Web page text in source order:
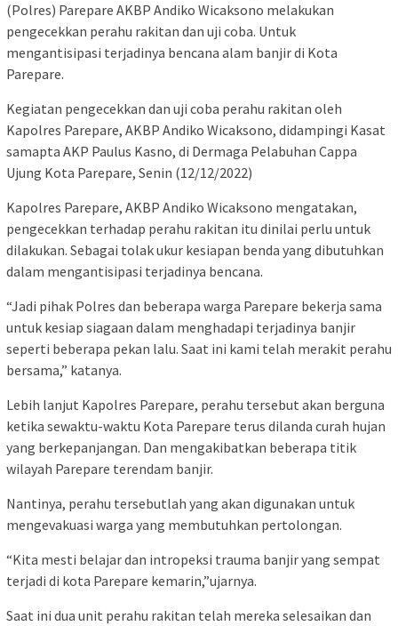
(Polres) Parepare AKBP Andiko Wicaksono melakukan
pengecekkan perahu rakitan dan uji coba. Untuk
mengantisipasi terjadinya bencana alam banjir di Kota
Parepare.
Kegiatan pengecekkan dan uji coba perahu rakitan oleh
Kapolres Parepare, AKBP Andiko Wicaksono, didampingi Kasat
samapta AKP Paulus Kasno, di Dermaga Pelabuhan Cappa
Ujung Kota Parepare, Senin (12/12/2022)
Kapolres Parepare, AKBP Andiko Wicaksono mengatakan,
pengecekkan terhadap perahu rakitan itu dinilai perlu untuk
dilakukan. Sebagai tolak ukur kesiapan benda yang dibutuhkan
dalam mengantisipasi terjadinya bencana.
“Jadi pihak Polres dan beberapa warga Parepare bekerja sama
untuk kesiap siagaan dalam menghadapi terjadinya banjir
seperti beberapa pekan lalu. Saat ini kami telah merakit perahu
bersama,” katanya.
Lebih lanjut Kapolres Parepare, perahu tersebut akan berguna
ketika sewaktu-waktu Kota Parepare terus dilanda curah hujan
yang berkepanjangan. Dan mengakibatkan beberapa titik
wilayah Parepare terendam banjir.
Nantinya, perahu tersebutlah yang akan digunakan untuk
mengevakuasi warga yang membutuhkan pertolongan.
“Kita mesti belajar dan intropeksi trauma banjir yang sempat
terjadi di kota Parepare kemarin,”ujarnya.
Saat ini dua unit perahu rakitan telah mereka selesaikan dan